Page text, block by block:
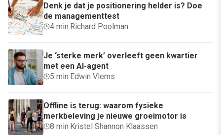
Denk je dat je positionering helder is? Doe
de managementtest
4 min·Richard Poolman
Je ‘sterke merk’ overleeft geen kwartier
met een AI-agent
5 min·Edwin Vlems
Offline is terug: waarom fysieke
merkbeleving je nieuwe groeimotor is
8 min·Kristel Shannon Klaassen